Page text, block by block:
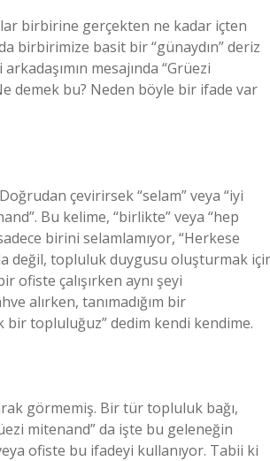
birbirine gerçekten ne kadar içten
birbirimize basit bir “günaydın” deriz
mesajında “Grüezi
demek bu? Neden böyle bir ifade var
çevirirsek “selam” veya “iyi
Bu kelime, “birlikte” veya “hep
birini selamlamıyor, “Herkese
değil, topluluk duygusu oluşturmak
ofiste çalışırken aynı şeyi
alırken, tanımadığım bir
bir topluluğuz” dedim kendi kendime.
görmemiş. Bir tür topluluk bağı,
mitenand” da işte bu geleneğin
ofiste bu ifadeyi kullanıyor. Tabii ki